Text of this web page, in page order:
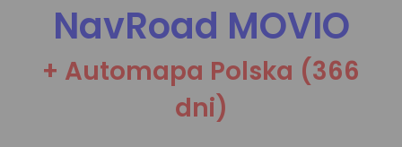
NavRoad MOVIO
+ Automapa Polska (366
dni)